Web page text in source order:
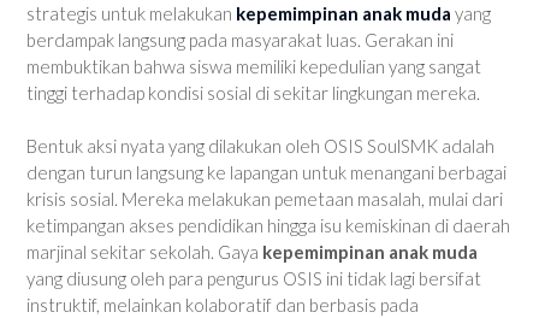
strategis untuk melakukan kepemimpinan anak muda yang
berdampak langsung pada masyarakat luas. Gerakan ini
membuktikan bahwa siswa memiliki kepedulian yang sangat
tinggi terhadap kondisi sosial di sekitar lingkungan mereka.
Bentuk aksi nyata yang dilakukan oleh OSIS SoulSMK adalah
dengan turun langsung ke lapangan untuk menangani berbagai
krisis sosial. Mereka melakukan pemetaan masalah, mulai dari
ketimpangan akses pendidikan hingga isu kemiskinan di daerah
marjinal sekitar sekolah. Gaya kepemimpinan anak muda
yang diusung oleh para pengurus OSIS ini tidak lagi bersifat
instruktif, melainkan kolaboratif dan berbasis pada